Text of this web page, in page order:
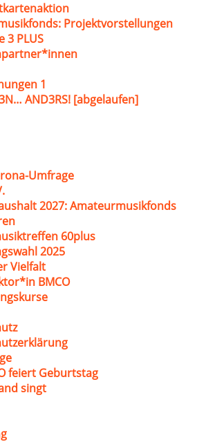
Projektvorstellungen
3 PLUS
1
AND3RS! [abgelaufen]
Umfrage
2027: Amateurmusikfonds
60plus
2025
Vielfalt
BMCO
feiert Geburtstag
singt